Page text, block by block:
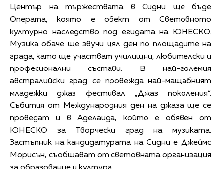
Център на тържествата в Сидни ще бъде
Операта, която е обект от Световното
културно наследство под егидата на ЮНЕСКО.
Музика обаче ще звучи цял ден по площадите на
града, като ще участват училищни, любителски и
професионални състави. В най-големия
австралийски град се провежда най-мащабният
младежки джаз фестивал „Джаз поколения“.
Събития от Международния ден на джаза ще се
проведат и в Аделаида, който е обявен от
ЮНЕСКО за Творчески град на музиката.
Застъпник на кандидатурата на Сидни е Джеймс
Морисън, съобщават от световната организация
за образование и култура.